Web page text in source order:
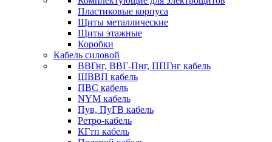
Пластиковые корпуса
Щиты металлические
Щиты этажные
Коробки
Кабель силовой
ВВГнг, ВВГ-Пнг, ППГнг кабель
ШВВП кабель
ПВС кабель
NYM кабель
Пув, ПуГВ кабель
Ретро-кабель
КГтп кабель